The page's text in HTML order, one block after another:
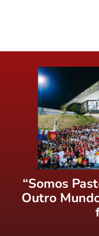
“Somos
Outro